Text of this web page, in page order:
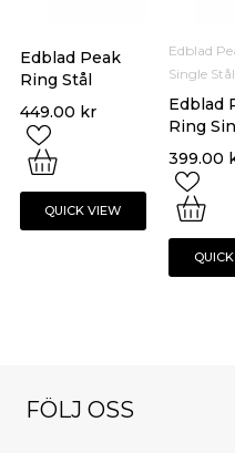
Edblad Peak
Ring Stål
449.00 kr
QUICK VIEW
Edblad
Single Stål
Edblad
Ring
399.00
FÖLJ OSS